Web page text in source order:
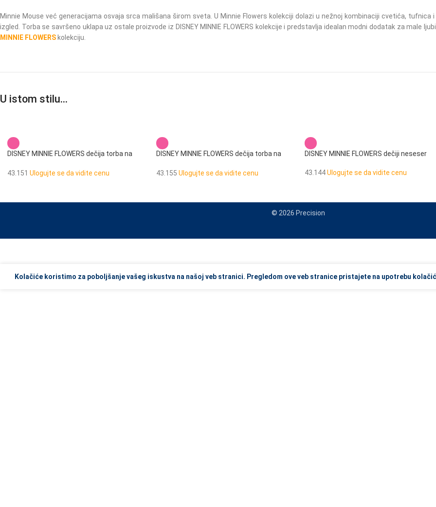
Minnie Mouse već generacijama osvaja srca mališana širom sveta. U Minnie Flowers kolekciji dolazi u nežnoj kombinaciji cvetića,
izgled. Torba se savršeno uklapa uz ostale proizvode iz DISNEY MINNIE FLOWERS kolekcije i predstavlja idealan modni dodatak za male
MINNIE FLOWERS kolekciju.
U istom stilu…
DISNEY MINNIE FLOWERS dečija torba na
43.151 Ulogujte se da vidite cenu
DISNEY MINNIE FLOWERS dečija torba na
43.155 Ulogujte se da vidite cenu
DISNEY MINNIE FLOWERS dečiji neseser
43.144Ulogujte se da vidite cenu
© 2026 Precision
Kolačiće koristimo za poboljšanje vašeg iskustva na našoj veb stranici. Pregledom ove veb stranice pristajete na upotrebu